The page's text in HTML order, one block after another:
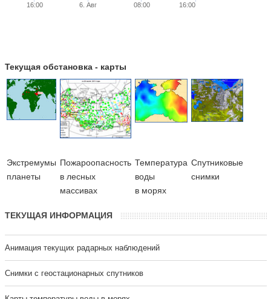
16:00 6. Авг 08:00 16:00
Текущая обстановка - карты
Экстремумы
планеты
Пожароопасность
в лесных
массивах
Температура
воды
в морях
Cпутниковые
снимки
ТЕКУЩАЯ ИНФОРМАЦИЯ
Анимация текущих радарных наблюдений
Cнимки с геостационарных спутников